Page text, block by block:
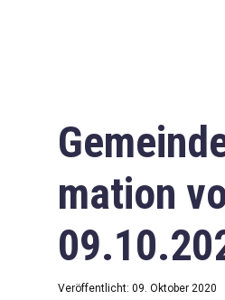
mation
Veröffentlicht: 09. Oktober 2020